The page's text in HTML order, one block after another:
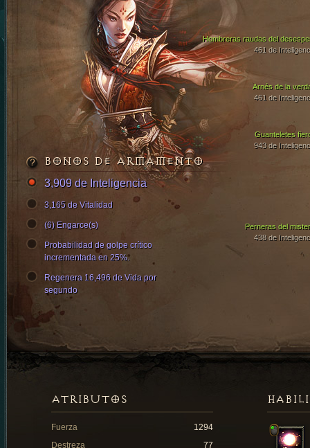
Arnés de la
461 de
Guanteletes
943 de
Hombreras raudas del
461 de
Perneras del
438 de
BONOS DE ARMAMENTO
3,909 de Inteligencia
3,165 de Vitalidad
(6) Engarce(s)
Probabilidad de golpe crítico
incrementada en 25%.
Regenera 16,496 de Vida por
segundo
ATRIBUTOS
Fuerza
1294
Destreza
77